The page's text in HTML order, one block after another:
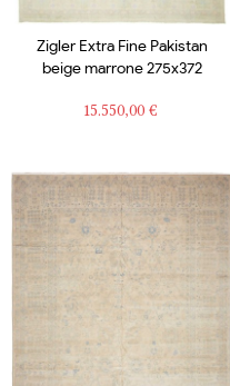
Zigler Extra Fine Pakistan
beige marrone 275x372
15.550,00 €